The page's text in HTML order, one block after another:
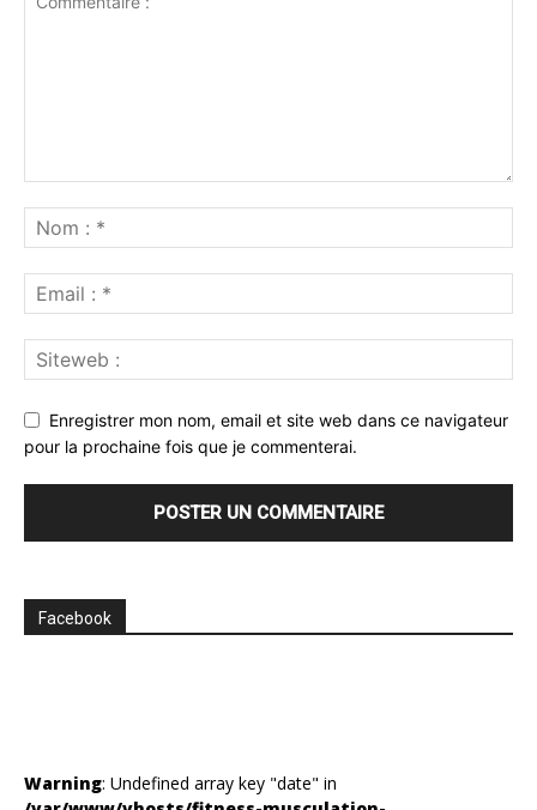
Enregistrer mon nom, email et site web dans ce navigateur
pour la prochaine fois que je commenterai.
Facebook
Warning: Undefined array key "date" in